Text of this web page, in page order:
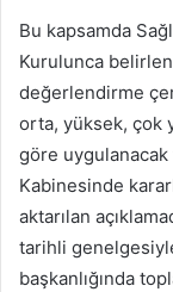
Bu kapsamda
Kurulunca
değerlendirme
orta, yüksek, çok
göre
Kabinesinde
aktarılan
tarihli
başkanlığında